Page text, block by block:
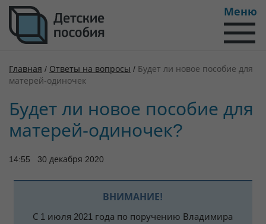
Меню
Главная / Ответы на вопросы / Будет ли новое пособие для
матерей-одиночек
Будет ли новое пособие для
матерей-одиночек?
14:55 30 декабря 2020
ВНИМАНИЕ!
С 1 июля 2021 года по поручению Владимира